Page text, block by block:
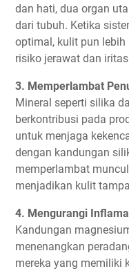
dan hati, dua organ
dari tubuh. Ketika
optimal, kulit pun lebih
risiko jerawat dan
3. Memperlambat
Mineral seperti silika
berkontribusi pada
untuk menjaga
dengan kandungan
memperlambat
menjadikan kulit
4. Mengurangi
Kandungan
menenangkan
mereka yang memiliki